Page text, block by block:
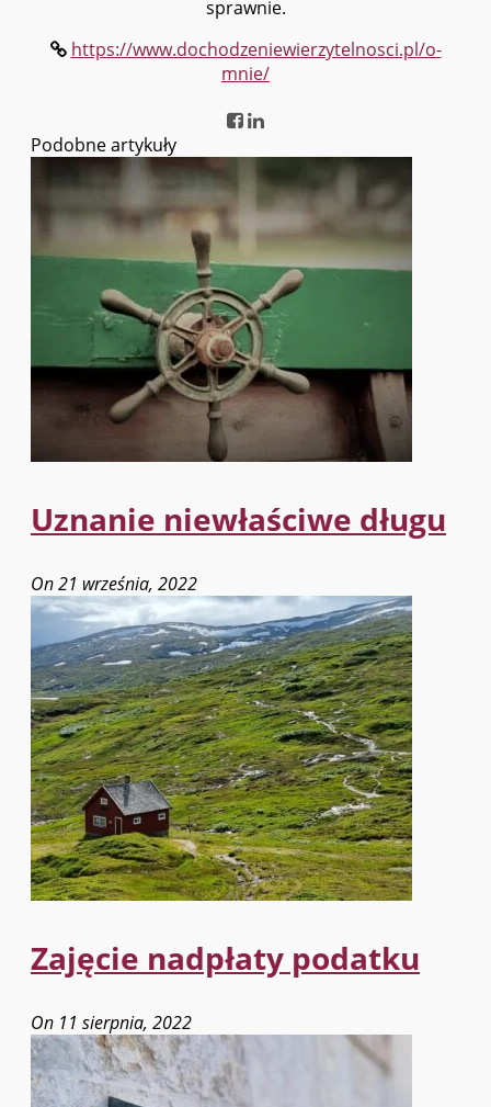
sprawnie.
https://www.dochodzeniewierzytelnosci.pl/o-
mnie/
Podobne artykuły
Uznanie niewłaściwe długu
On 21 września, 2022
Zajęcie nadpłaty podatku
On 11 sierpnia, 2022